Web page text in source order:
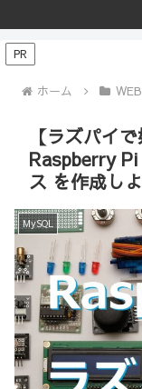
PR
ホーム
【ラズパイ
Raspberry
ス を作成しよ
MySQL